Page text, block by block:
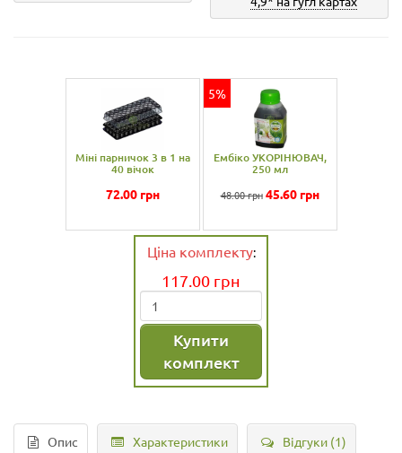
Ембіко УКОРІНЮВАЧ,
250 мл
48.00 грн45.60
Опис Характеристики Відгуки (1)